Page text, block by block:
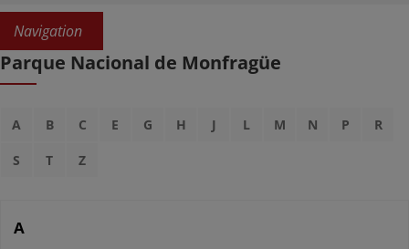
Navigation
Parque Nacional de Monfragüe
A B C E G H J L M N P R
S T Z
A